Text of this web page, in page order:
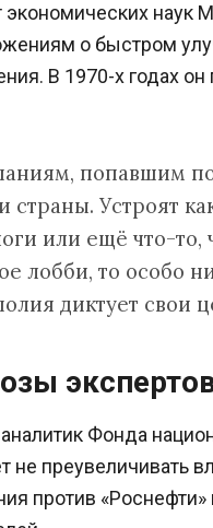
экономических наук
о быстром
В 1970-х годах
попавшим
страны. Устроят
или ещё что-то,
лобби, то особо
диктует свои
Фонда
не преувеличивать
против